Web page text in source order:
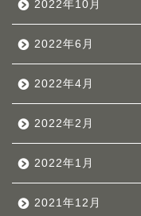
2022年10月
2022年6月
2022年4月
2022年2月
2022年1月
2021年12月